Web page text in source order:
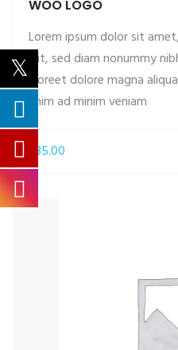
WOO LOGO
Lorem ipsum dolor sit
elit, sed diam nonummy
laoreet dolore magna
enim ad minim veniam
35.00
ADD